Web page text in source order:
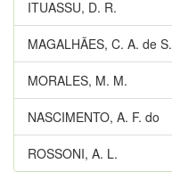
ITUASSU, D. R.
MAGALHÃES, C. A. de S.
MORALES, M. M.
NASCIMENTO, A. F. do
ROSSONI, A. L.